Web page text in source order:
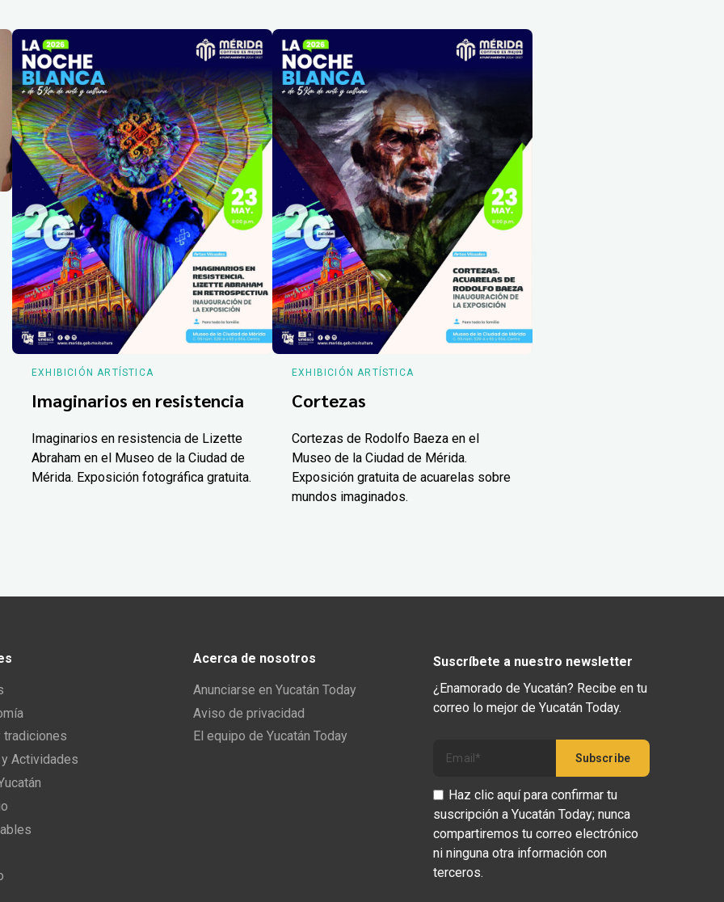
EXHIBICIÓN ARTÍSTICA
Imaginarios en resistencia
Imaginarios en resistencia de Lizette
Abraham en el Museo de la Ciudad de
Mérida. Exposición fotográfica gratuita.
EXHIBICIÓN ARTÍSTICA
Cortezas
Cortezas de Rodolfo Baeza en el
Museo de la Ciudad de Mérida.
Exposición gratuita de acuarelas sobre
mundos imaginados.
tradiciones
Actividades
Acerca de nosotros
Anunciarse en Yucatán Today
Aviso de privacidad
El equipo de Yucatán Today
Suscríbete a nuestro newsletter
¿Enamorado de Yucatán? Recibe en tu
correo lo mejor de Yucatán Today.
Haz clic aquí para confirmar tu
suscripción a Yucatán Today; nunca
compartiremos tu correo electrónico
ni ninguna otra información con
terceros.